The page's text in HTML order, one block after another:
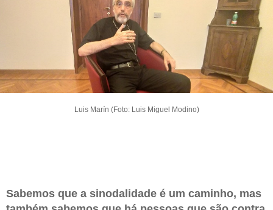
Luis Marín (Foto: Luis Miguel Modino)
Sabemos que a sinodalidade é um caminho, mas